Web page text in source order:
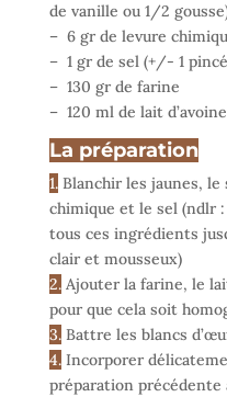
de vanille ou 1/2
– 6 gr de levure
– 1 gr de sel (+/- 1
– 130 gr de farine
– 120 ml de lait d’avoine
La préparation
1. Blanchir les jaunes, le
chimique et le sel (ndlr
tous ces ingrédients
clair et mousseux)
2.Ajouter la farine, le
pour que cela soit
3.Battre les blancs
4.Incorporer
préparation précédente